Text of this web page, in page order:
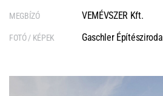
MEGBÍZÓ VEMÉVSZER Kft.
FOTÓ / KÉPEK Gaschler Építésziroda